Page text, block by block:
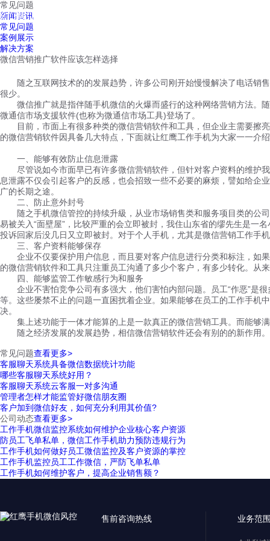
红鹰工作手机
常见问题
新闻资讯
常见问题
案例展示
解决方案
微信营销推广软件应该怎样选择
随之互联网技术的的发展趋势，许多公司刚开始慢慢解决了电话销
很少。
微信推广就是指伴随手机微信的火爆而盛行的这种网络营销方法。
微通信市场支援软件(也称为微通信市场工具)登场了。
目前，市面上有很多种类的微信营销软件和工具，但企业主需要擦
的微信营销软件因具备几大特点，下面就让红鹰工作手机为大家一一介
一、能够有效防止信息泄露
尽管说如今市面早已有许多微信营销软件，但针对客户资料的维护我
息泄露不仅会引起客户的反感，也会招致一些不必要的麻烦，譬如给企
广的长期之途。
二、防止意外封号
随之手机微信管控的持续升級，从业市场销售类和服务项目类的公
易被关入“面壁屋”，比较严重的会立即被封，我住山东省的缪先生是一
投诉回家后没几日又立即被封。对于个人手机，尤其是微信营销工作手
三、客户资料能够保存
企业不仅要保护用户信息，而且要对客户信息进行分类和标注，如
的微信营销软件和工具只注重员工沟通了多少个客户，有多少转化。从
四、能够监管工作敏感行为和服务
企业不害怕竞争公司有多强大，他们害怕内部问题。员工“作恶”是很
等。这些屡禁不止的问题一直困扰着企业。如果能够在员工的工作手机
决。
集上述功能于一体才能算的上是一款真正的微信营销工具。而能够
随之经济发展的发展趋势，相信微信营销软件还会有别的的新作用
常见问题查看更多>
客服聊天系统具备微信数据统计功能
哪些客服聊天系统好用？
客服聊天系统云客服一对多沟通
管理者怎样才能监管好微信朋友圈
客户加到微信好友，如何充分利用其价值?
公司动态查看更多>
工作手机微信监控系统如何维护企业核心客户资源
防员工飞单私单，微信工作手机助力预防违规行为
工作手机如何做好员工微信监控及客户资源的掌控
工作手机监控员工工作微信，严防飞单私单
工作手机如何维护客户，提高企业销售额？
售前咨询热线 业务范